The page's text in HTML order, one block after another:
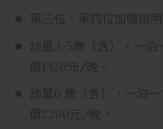
第三位、第四位加價說明:
幼童3-5歲（含），一
價1320元/晚。
幼童6 歲（含），一泊
價2200元/晚。